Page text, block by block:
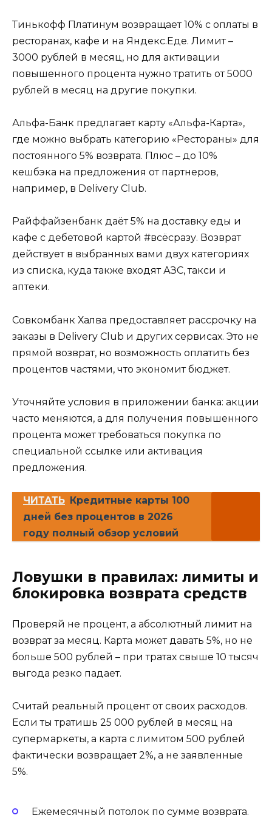
Тинькофф Платинум возвращает 10% с оплаты в
ресторанах, кафе и на Яндекс.Еде. Лимит –
3000 рублей в месяц, но для активации
повышенного процента нужно тратить от 5000
рублей в месяц на другие покупки.
Альфа-Банк предлагает карту «Альфа-Карта»,
где можно выбрать категорию «Рестораны» для
постоянного 5% возврата. Плюс – до 10%
кешбэка на предложения от партнеров,
например, в Delivery Club.
Райффайзенбанк даёт 5% на доставку еды и
кафе с дебетовой картой #всёсразу. Возврат
действует в выбранных вами двух категориях
из списка, куда также входят АЗС, такси и
аптеки.
Совкомбанк Халва предоставляет рассрочку на
заказы в Delivery Club и других сервисах. Это не
прямой возврат, но возможность оплатить без
процентов частями, что экономит бюджет.
Уточняйте условия в приложении банка: акции
часто меняются, а для получения повышенного
процента может требоваться покупка по
специальной ссылке или активация
предложения.
ЧИТАТЬ Кредитные карты 100
дней без процентов в 2026
году полный обзор условий
Ловушки в правилах: лимиты и
блокировка возврата средств
Проверяй не процент, а абсолютный лимит на
возврат за месяц. Карта может давать 5%, но не
больше 500 рублей – при тратах свыше 10 тысяч
выгода резко падает.
Считай реальный процент от своих расходов.
Если ты тратишь 25 000 рублей в месяц на
супермаркеты, а карта с лимитом 500 рублей
фактически возвращает 2%, а не заявленные
5%.
Ежемесячный потолок по сумме возврата.